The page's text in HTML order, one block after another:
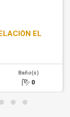
EL
Baño(s)
0